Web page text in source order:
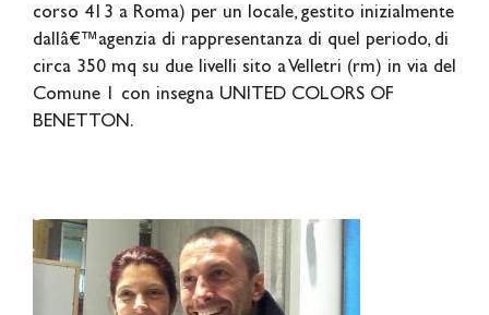
corso 413 a Roma) per un locale, gestito inizialmente
dallâ€™agenzia di rappresentanza di quel periodo, di
circa 350 mq su due livelli sito a Velletri (rm) in via del
Comune 1 con insegna UNITED COLORS OF
BENETTON.